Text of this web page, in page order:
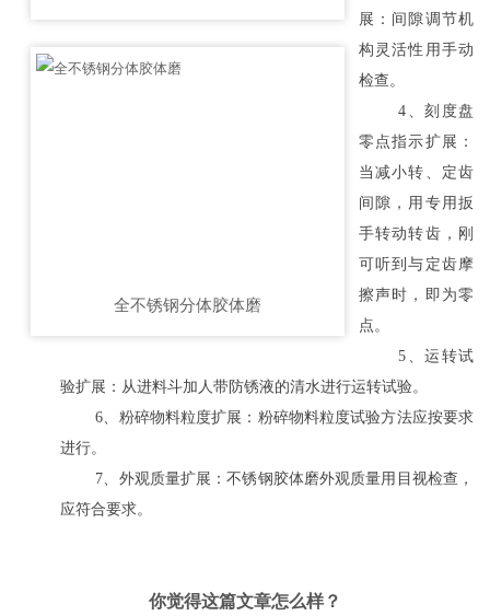
全不锈钢分体胶体磨
展：间隙调节机
构灵活性用手动
检查。
4、刻度盘
零点指示扩展：
当减小转、定齿
间隙，用专用扳
手转动转齿，刚
可听到与定齿摩
擦声时，即为零
点。
5、运转试
验扩展：从进料斗加人带防锈液的清水进行运转试验。
6、粉碎物料粒度扩展：粉碎物料粒度试验方法应按要求
进行。
7、外观质量扩展：不锈钢胶体磨外观质量用目视检查，
应符合要求。
你觉得这篇文章怎么样？